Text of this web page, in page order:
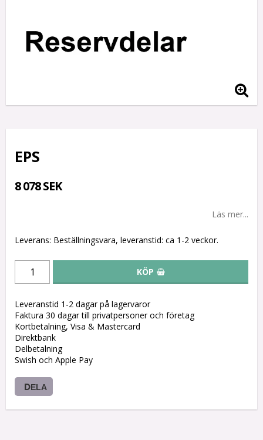
EPS
8 078 SEK
Läs mer...
Leverans: Beställningsvara, leveranstid: ca 1-2 veckor.
KÖP
Leveranstid 1-2 dagar på lagervaror
Faktura 30 dagar till privatpersoner och företag
Kortbetalning, Visa & Mastercard
Direktbank
Delbetalning
Swish och Apple Pay
DELA